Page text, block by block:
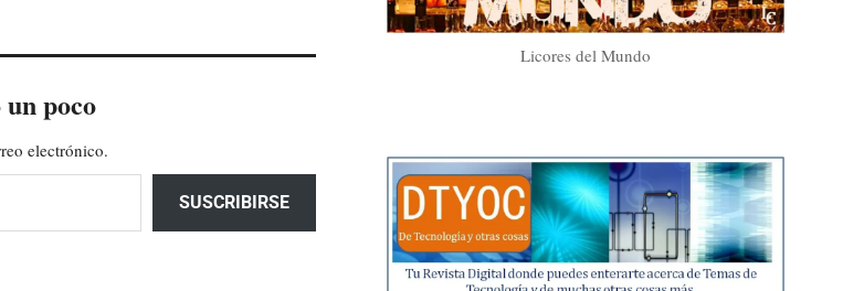
un poco
electrónico.
SUSCRIBIRSE
Licores del Mundo